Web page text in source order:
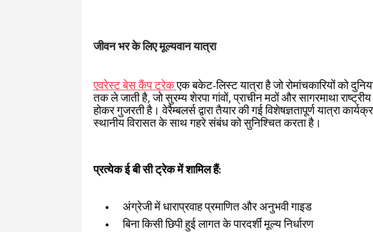
जीवन भर के लिए मूल्यवान यात्रा
एवरेस्ट बेस कैंप ट्रेक एक बकेट-लिस्ट यात्रा है जो रोमांचकारियों को
तक ले जाती है, जो सुरम्य शेरपा गांवों, प्राचीन मठों और सागरमाथा
होकर गुजरती है। वेरैम्बलर्स द्वारा तैयार की गई विशेषज्ञतापूर्ण यात्रा
स्थानीय विरासत के साथ गहरे संबंध को सुनिश्चित करता है।
प्रत्येक ई बी सी ट्रेक में शामिल हैं:
अंग्रेजी में धाराप्रवाह प्रमाणित और अनुभवी गाइड
बिना किसी छिपी हुई लागत के पारदर्शी मूल्य निर्धारण